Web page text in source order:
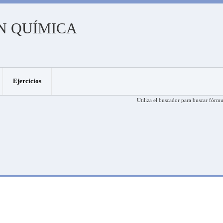
QUÍMICA
Ejercicios
Utiliza el buscador para buscar